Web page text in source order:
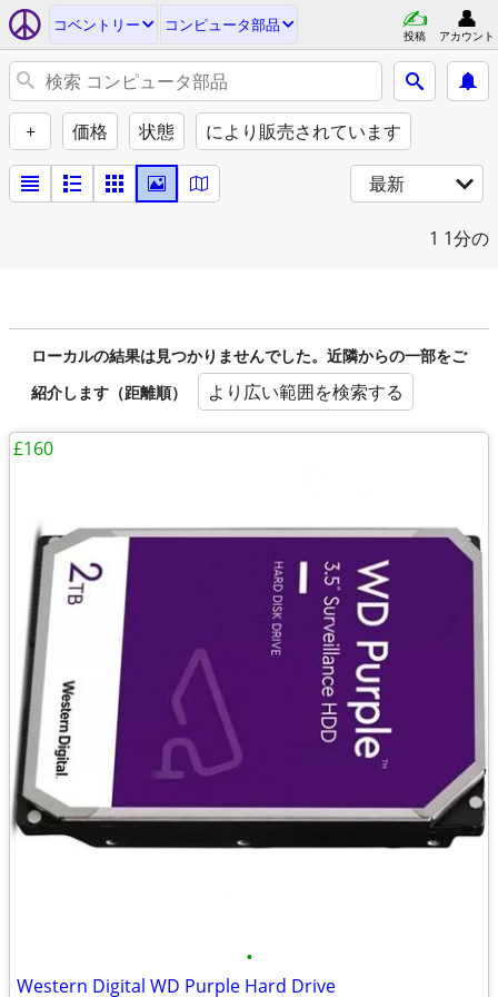
コベントリー コンピュータ部品
投稿 アカウント
+ 価格 状態 により販売されています
最新
1 1分の
ローカルの結果は見つかりませんでした。近隣からの一部をご
紹介します（距離順）
より広い範囲を検索する
•
Western Digital WD Purple Hard Drive
£160